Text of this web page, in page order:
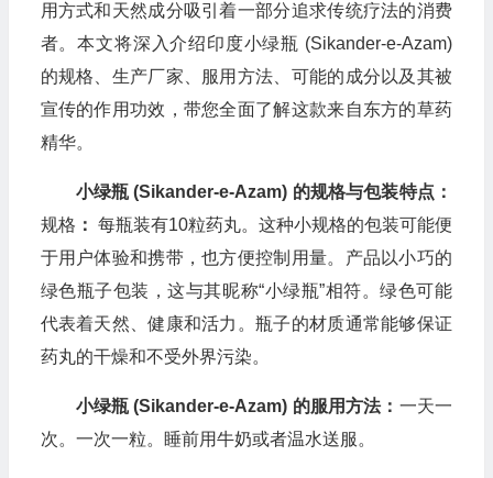
用方式和天然成分吸引着一部分追求传统疗法的消费
者。本文将深入介绍印度小绿瓶 (Sikander-e-Azam)
的规格、生产厂家、服用方法、可能的成分以及其被
宣传的作用功效，带您全面了解这款来自东方的草药
精华。
小绿瓶 (Sikander-e-Azam) 的规格与包装特点：
规格 ： 每瓶装有10粒药丸。这种小规格的包装可能便
于用户体验和携带，也方便控制用量。产品以小巧的
绿色瓶子包装，这与其昵称“小绿瓶”相符。绿色可能
代表着天然、健康和活力。瓶子的材质通常能够保证
药丸的干燥和不受外界污染。
小绿瓶 (Sikander-e-Azam) 的服用方法： 一天一
次。一次一粒。睡前用牛奶或者温水送服。